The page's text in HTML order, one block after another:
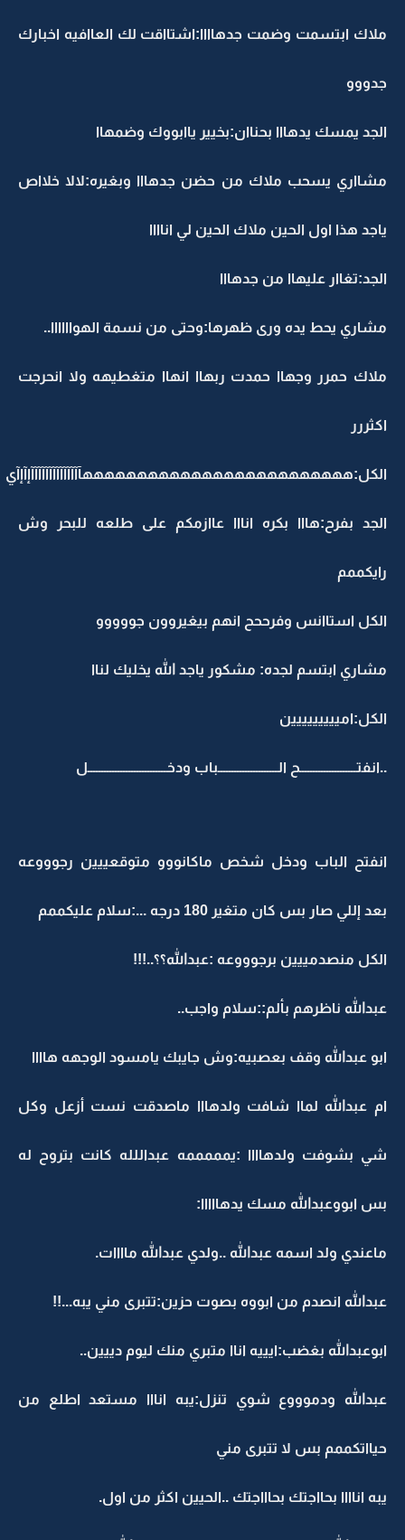
ملاك ابتسمت وضمت جدهاااا:اشتااقت لك العاافيه اخبارك
جدووو
الجد يمسك يدهااا بحناان:بخيير ياابووك وضمهاا
مشااري يسحب ملاك من حضن جدهااا وبغيره:لالا خلااص
ياجد هذا اول الحين ملاك الحين لي اناااا
الجد:تغاار عليهاا من جدهااا
مشاري يحط يده ورى ظهرها:وحتى من نسمة الهواااااا..
ملاك حمرر وجهاا حمدت ربهاا انهاا متغطيهه ولا انحرجت
اكثررر
الكل:هههههههههههههههههههههههههآآآآآآآآآآآآآآإآإآي
الجد بفرح:هااا بكره انااا عاازمكم على طلعه للبحر وش
رايكممم
الكل استاانس وفرححح انهم بيغيروون جووووو
مشاري ابتسم لجده: مشكور ياجد الله يخليك لناا
الكل:امييييييييين
..انفتـــــــــــــــــــــح الــــــــــــــــــــــباب ودخـــــــــــــــــــــــــــــل
انفتح الباب ودخل شخص ماكانووو متوقعييين رجوووعه
بعد إللي صار بس كان متغير 180 درجه ...:سلام عليكممم
الكل منصدمييين برجوووعه :عبدالله؟؟..!!!
عبدالله ناظرهم بألم::سلام واجب..
ابو عبدالله وقف بعصبيه:وش جايبك يامسود الوجهه هاااا
ام عبدالله لماا شافت ولدهااا ماصدقت نست أزعل وكل
شي بشوفت ولدهاااا :يمممممه عبداللله كانت بتروح له
بس ابووعبدالله مسك يدهااااا:
ماعندي ولد اسمه عبدالله ..ولدي عبدالله ماااات.
عبدالله انصدم من ابووه بصوت حزين:تتبرى مني يبه...!!
ابوعبدالله بغضب:ايييه اناا متبري منك ليوم دييين..
عبدالله ودموووع شوي تنزل:يبه انااا مستعد اطلع من
حيااتكممم بس لا تتبرى مني
يبه اناااا بحااجتك بحاااجتك ..الحيين اكثر من اول.